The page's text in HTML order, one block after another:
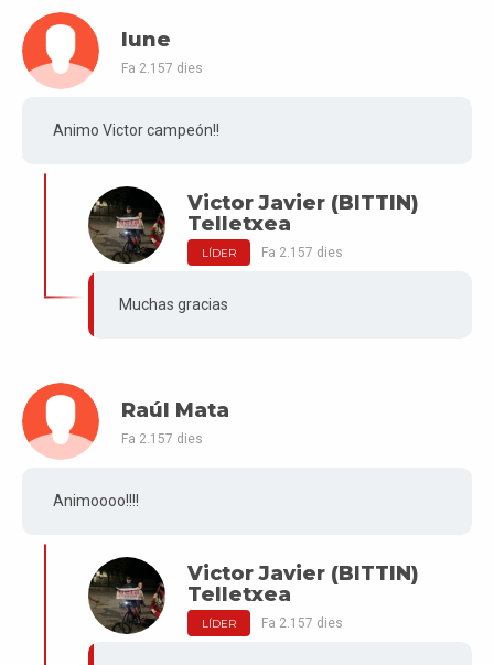
Iune
Fa 2.157 dies
Animo Victor campeón!!
Victor Javier (BITTIN)
Telletxea
LÍDER Fa 2.157 dies
Muchas gracias
Raúl Mata
Fa 2.157 dies
Animoooo!!!!
Victor Javier (BITTIN)
Telletxea
LÍDER Fa 2.157 dies